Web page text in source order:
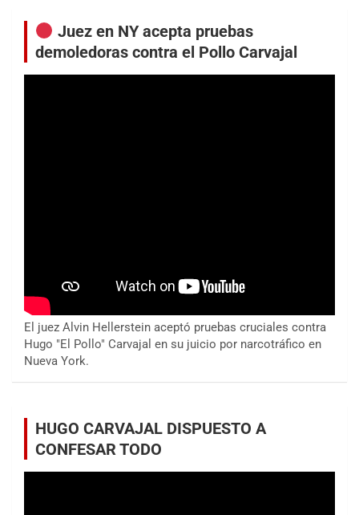
Juez en NY acepta pruebas
demoledoras contra el Pollo Carvajal
El juez Alvin Hellerstein aceptó pruebas cruciales contra
Hugo "El Pollo" Carvajal en su juicio por narcotráfico en
Nueva York.
HUGO CARVAJAL DISPUESTO A
CONFESAR TODO